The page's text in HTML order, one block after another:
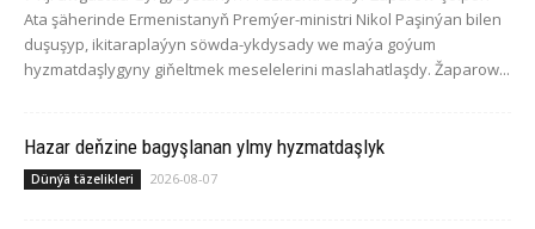
Ata şäherinde Ermenistanyň Premýer-ministri Nikol Paşinýan bilen
duşuşyp, ikitaraplaýyn söwda-ykdysady we maýa goýum
hyzmatdaşlygyny giňeltmek meselelerini maslahatlaşdy. Žaparow...
Hazar deňzine bagyşlanan ylmy hyzmatdaşlyk
Dünýä täzelikleri 2026-08-07